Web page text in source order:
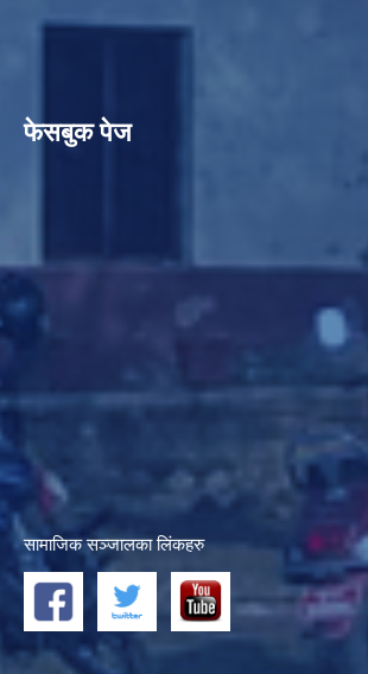
फेसबुक पेज
सामाजिक सञ्जालका लिंकहरु